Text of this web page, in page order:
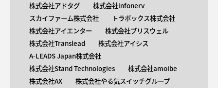
株式会社アドタグ
株式会社infonerv
スカイファーム株式会社
トラボックス株式会社
株式会社アイエンター
株式会社ブリスウェル
株式会社Translead
株式会社アイシス
A-LEADS Japan株式会社
株式会社Stand Technologies
株式会社amoibe
株式会社AX
株式会社やる気スイッチグループ